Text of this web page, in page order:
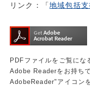
リンク：「地域包括
PDFファイルをご覧にな
Adobe Readerをお持ち
AdobeReader"アイコン